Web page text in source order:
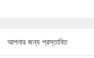
আপনার জন্য প্রস্তাবিত